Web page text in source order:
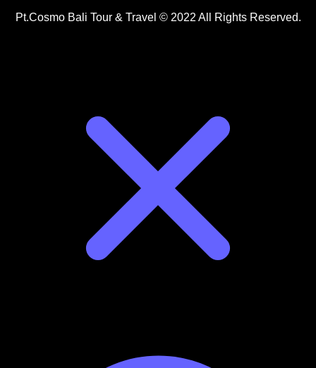
Pt.Cosmo Bali Tour & Travel © 2022 All Rights Reserved.